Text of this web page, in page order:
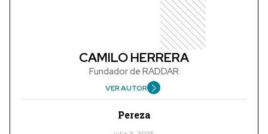
CAMILO HERRERA
Fundador de RADDAR
VER AUTOR
Pereza